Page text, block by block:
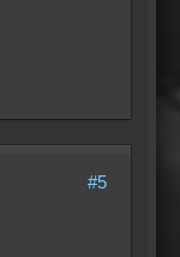
#5